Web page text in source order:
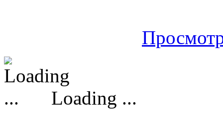
Loading ...